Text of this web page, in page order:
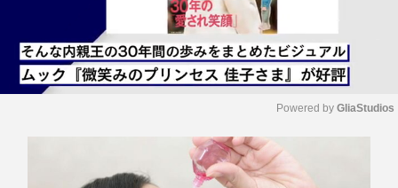
Powered by GliaStudios